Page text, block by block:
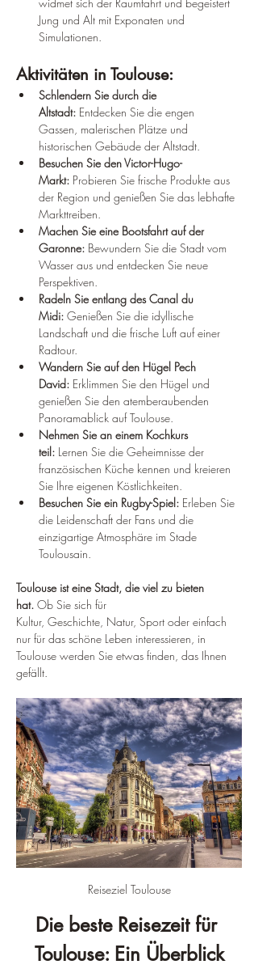
Jung und Alt mit Exponaten und
Simulationen.
Aktivitäten in Toulouse:
Schlendern Sie durch die
Altstadt: Entdecken Sie die engen
Gassen, malerischen Plätze und
historischen Gebäude der Altstadt.
Besuchen Sie den Victor-Hugo-
Markt: Probieren Sie frische Produkte aus
der Region und genießen Sie das lebhafte
Markttreiben.
Machen Sie eine Bootsfahrt auf der
Garonne: Bewundern Sie die Stadt vom
Wasser aus und entdecken Sie neue
Perspektiven.
Radeln Sie entlang des Canal du
Midi: Genießen Sie die idyllische
Landschaft und die frische Luft auf einer
Radtour.
Wandern Sie auf den Hügel Pech
David: Erklimmen Sie den Hügel und
genießen Sie den atemberaubenden
Panoramablick auf Toulouse.
Nehmen Sie an einem Kochkurs
teil: Lernen Sie die Geheimnisse der
französischen Küche kennen und kreieren
Sie Ihre eigenen Köstlichkeiten.
Besuchen Sie ein Rugby-Spiel: Erleben Sie
die Leidenschaft der Fans und die
einzigartige Atmosphäre im Stade
Toulousain.
Toulouse ist eine Stadt, die viel zu bieten
hat. Ob Sie sich für
Kultur, Geschichte, Natur, Sport oder einfach
nur für das schöne Leben interessieren, in
Toulouse werden Sie etwas finden, das Ihnen
gefällt.
Reiseziel Toulouse
Die beste Reisezeit für
Toulouse: Ein Überblick